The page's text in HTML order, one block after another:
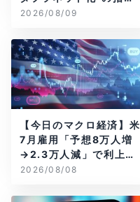
は本当？
2026/08/09
【今日のマクロ経済】米
7月雇用「予想8万人増
→2.3万人減」で利上げ
観測後退
2026/08/08